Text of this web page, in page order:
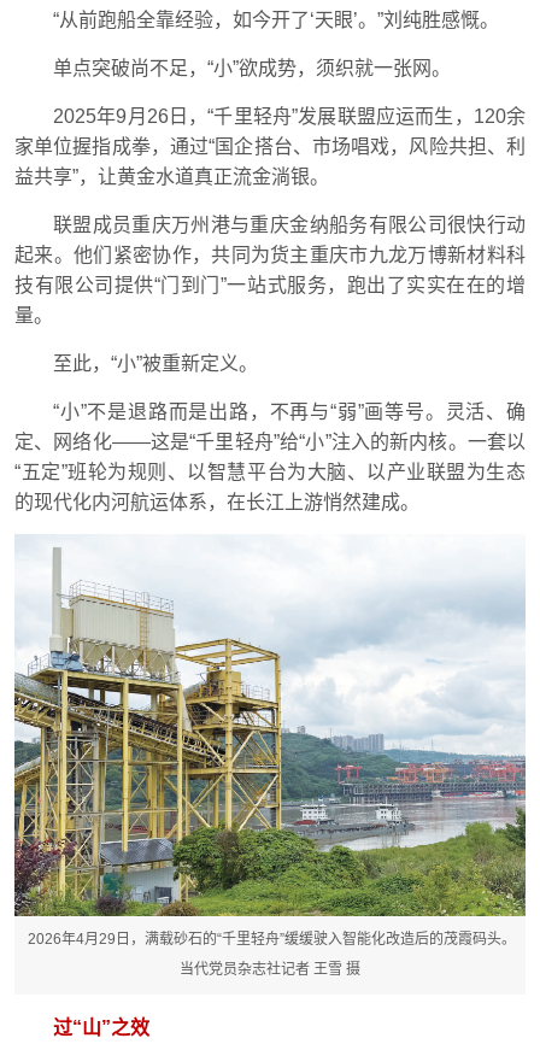
“从前跑船全靠经验，如今开了‘天眼’。”刘纯胜感慨。
单点突破尚不足，“小”欲成势，须织就一张网。
2025年9月26日，“千里轻舟”发展联盟应运而生，120余
家单位握指成拳，通过“国企搭台、市场唱戏，风险共担、利
益共享”，让黄金水道真正流金淌银。
联盟成员重庆万州港与重庆金纳船务有限公司很快行动
起来。他们紧密协作，共同为货主重庆市九龙万博新材料科
技有限公司提供“门到门”一站式服务，跑出了实实在在的增
量。
至此，“小”被重新定义。
“小”不是退路而是出路，不再与“弱”画等号。灵活、确
定、网络化——这是“千里轻舟”给“小”注入的新内核。一套以
“五定”班轮为规则、以智慧平台为大脑、以产业联盟为生态
的现代化内河航运体系，在长江上游悄然建成。
2026年4月29日，满载砂石的“千里轻舟”缓缓驶入智能化改造后的茂霞码头。
当代党员杂志社记者 王雪 摄
过“山”之效